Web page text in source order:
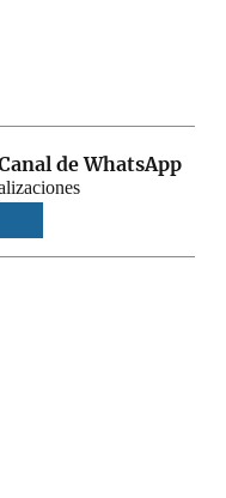
de WhatsApp